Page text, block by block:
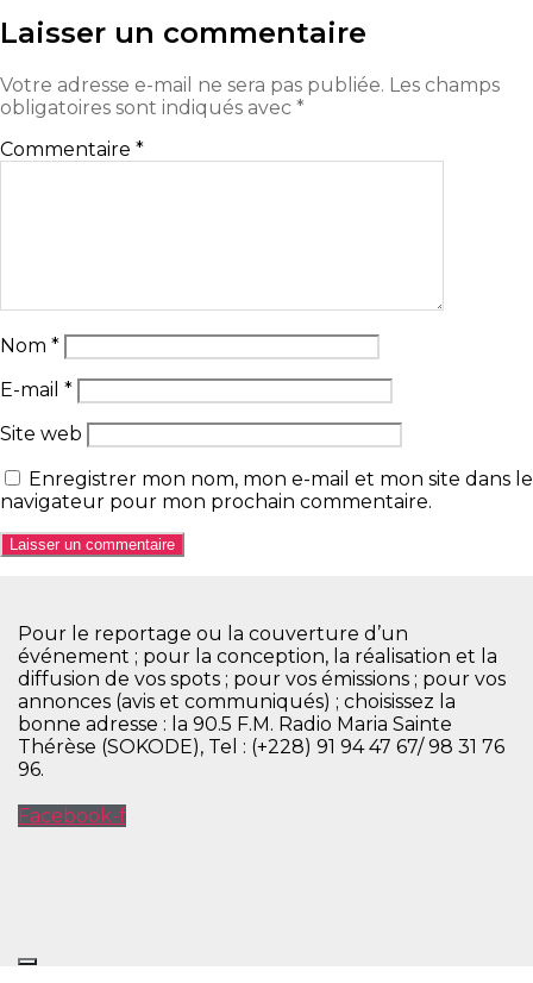
Laisser un commentaire
Votre adresse e-mail ne sera pas publiée. Les champs
obligatoires sont indiqués avec *
Commentaire *
Nom *
E-mail *
Site web
Enregistrer mon nom, mon e-mail et mon site dans le
navigateur pour mon prochain commentaire.
Pour le reportage ou la couverture d’un
événement ; pour la conception, la réalisation et la
diffusion de vos spots ; pour vos émissions ; pour vos
annonces (avis et communiqués) ; choisissez la
bonne adresse : la 90.5 F.M. Radio Maria Sainte
Thérèse (SOKODE), Tel : (+228) 91 94 47 67/ 98 31 76
96.
Facebook-f